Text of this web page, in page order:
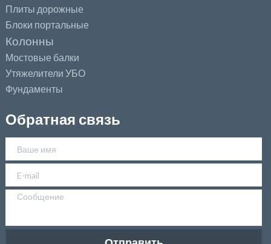
Плиты дорожные
Блоки портальные
Колонны
Мостовые балки
Утяжелители УБО
Фундаменты
Обратная связь